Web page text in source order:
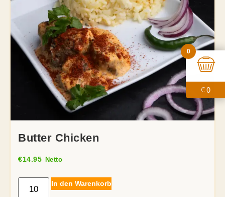
Butter Chicken
€14.95 Netto
In den Warenkorb
0
€0